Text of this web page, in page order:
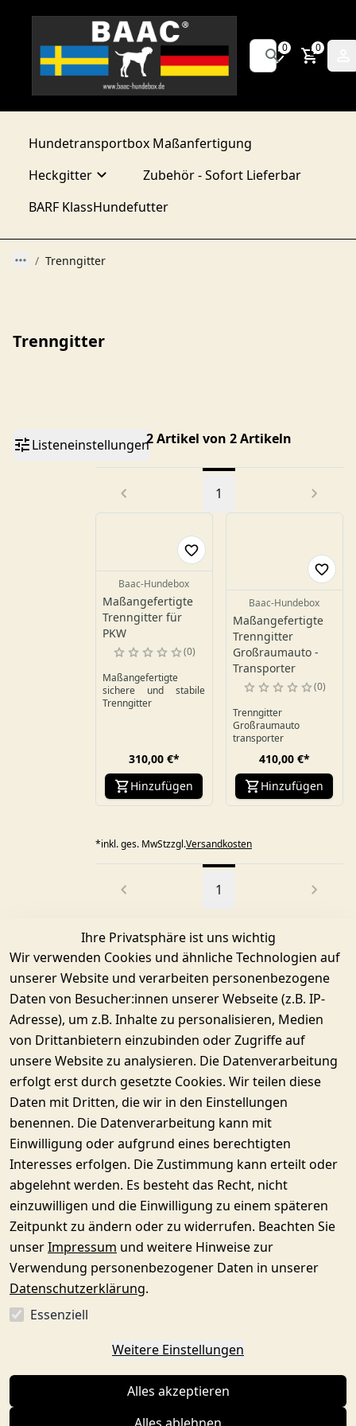
0 0
Hundetransportbox Maßanfertigung
Heckgitter
Zubehör - Sofort Lieferbar
BARF KlassHundefutter
Trenngitter
Trenngitter
Listeneinstellungen2 Artikel von 2 Artikeln
1
Baac-Hundebox
Maßangefertigte
Trenngitter für
PKW
0
Maßangefertigte
sichere und stabile
Trenngitter
310,00 €*
Hinzufügen
Baac-Hundebox
Maßangefertigte
Trenngitter
Großraumauto -
Transporter
0
Trenngitter
Großraumauto
transporter
410,00 €*
Hinzufügen
*inkl. ges. MwStzzgl.Versandkosten
1
Ihre Privatsphäre ist uns wichtig
Wir verwenden Cookies und ähnliche Technologien auf
unserer Website und verarbeiten personenbezogene
Daten von Besucher:innen unserer Webseite (z.B. IP-
Adresse), um z.B. Inhalte zu personalisieren, Medien
von Drittanbietern einzubinden oder Zugriffe auf
unsere Website zu analysieren. Die Datenverarbeitung
erfolgt erst durch gesetzte Cookies. Wir teilen diese
Daten mit Dritten, die wir in den Einstellungen
benennen. Die Datenverarbeitung kann mit
Einwilligung oder aufgrund eines berechtigten
Interesses erfolgen. Die Zustimmung kann erteilt oder
abgelehnt werden. Es besteht das Recht, nicht
einzuwilligen und die Einwilligung zu einem späteren
Zeitpunkt zu ändern oder zu widerrufen. Beachten Sie
unserImpressum und weitere Hinweise zur
Verwendung personenbezogener Daten in unserer
Datenschutzerklärung.
Essenziell
Weitere Einstellungen
Alles akzeptieren
Rechtliches
AGB
Impressum
Datenschutze
rklärung
Widerrufsrec
ht
Vertrag
widerrufen
Services
Zahlung
Versand
Kontakt
Mein
Konto
Zahlungsarten
Versandpartner
Service &
Kontakt
Rufen
an unter:
oder
zum